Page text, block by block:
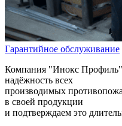
Гарантийное обслуживание
Компания "Инокс Профиль"
надёжность всех
производимых
в своей продукции
и подтверждаем это